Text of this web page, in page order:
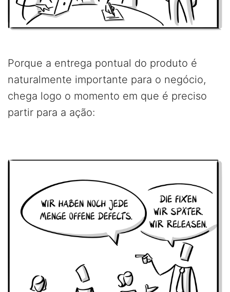
Porque a entrega pontual do produto é
naturalmente importante para o negócio,
chega logo o momento em que é preciso
partir para a ação: